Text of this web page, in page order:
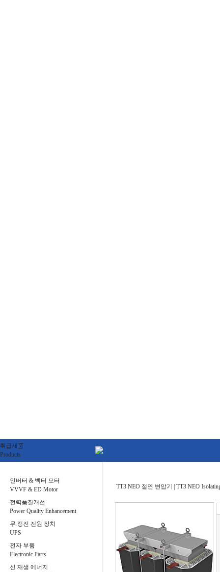
취급제품
Products
인버터 & 벡터 모터
VVVF & ED Motor
전력품질개선
Power Quality Enhancement
무 정전 전원 장치
UPS
전자 부품
Electronic Parts
신 재생 에너지
TT3 NEO 절연 변압기 | TT3 NEO